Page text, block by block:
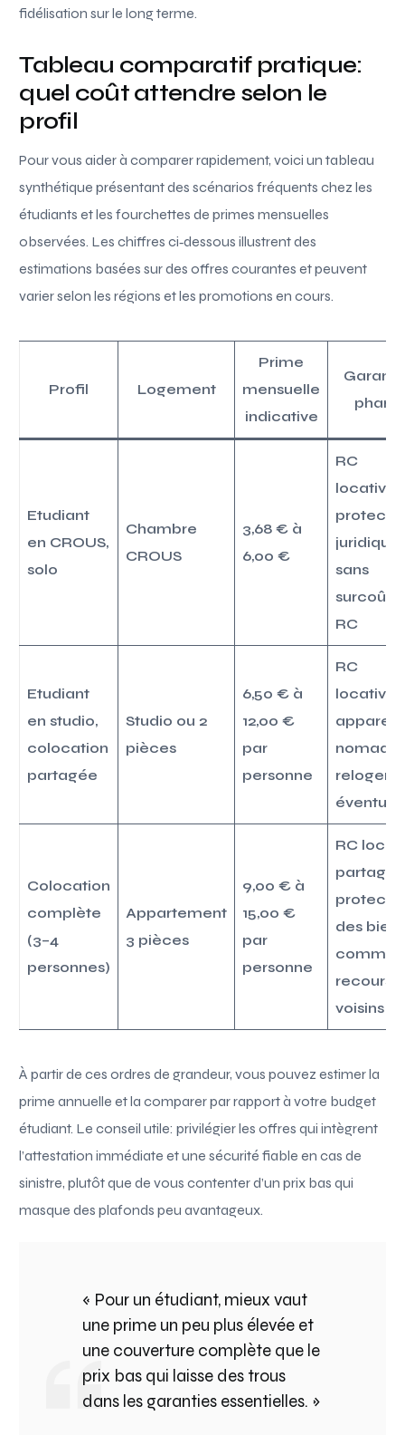
fidélisation sur le long terme.
Tableau comparatif pratique:
quel coût attendre selon le
profil
Pour vous aider à comparer rapidement, voici un tableau
synthétique présentant des scénarios fréquents chez les
étudiants et les fourchettes de primes mensuelles
observées. Les chiffres ci‑dessous illustrent des
estimations basées sur des offres courantes et peuvent
varier selon les régions et les promotions en cours.
Profil Logement
Prime
mensuelle
indicative
phares
Etudiant
en CROUS,
solo
Chambre
CROUS
3,68 € à
6,00 €
RC
locative,
juridique,
sans
surcoût
RC
Etudiant
en studio,
colocation
partagée
Studio ou 2
pièces
6,50 € à
12,00 €
par
personne
RC
locative,
appareil
nomade,
éventuel
Colocation
complète
(3–4
personnes)
Appartement
3 pièces
9,00 € à
15,00 €
par
personne
RC
des
recours
voisins
À partir de ces ordres de grandeur, vous pouvez estimer la
prime annuelle et la comparer par rapport à votre budget
étudiant. Le conseil utile: privilégier les offres qui intègrent
l’attestation immédiate et une sécurité fiable en cas de
sinistre, plutôt que de vous contenter d’un prix bas qui
masque des plafonds peu avantageux.
« Pour un étudiant, mieux vaut
une prime un peu plus élevée et
une couverture complète que le
prix bas qui laisse des trous
dans les garanties essentielles. »